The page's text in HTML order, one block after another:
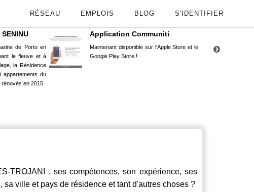
RÉSEAU EMPLOIS BLOG S'IDENTIFIER
SENINU
de Porto en
le fleuve et à
la Résidence
appartements du
en 2015.
Application Communiti
Maintenant disponible sur l'Apple Store et le
Google Play Store !
TROJANI , ses compétences, son expérience, ses
ville et pays de résidence et tant d'autres choses ?